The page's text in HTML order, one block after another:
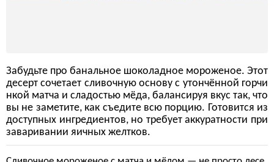
Забудьте про банальное шоколадное мороженое. Этот
десерт сочетает сливочную основу с утончённой горчи
нкой матча и сладостью мёда, балансируя вкус так, что
вы не заметите, как съедите всю порцию. Готовится из
доступных ингредиентов, но требует аккуратности при
заваривании яичных желтков.